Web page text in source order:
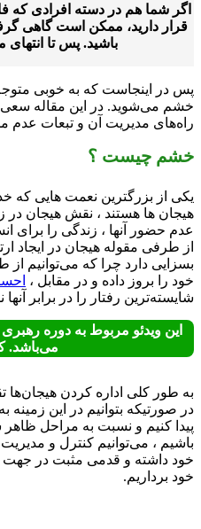
شما هم در دسته افرادی که فاقد
دارید، ممکن است گاهی
باشید. پس تا انتهای
اینجاست که به خوبی متوجه
می‌شوید. در این مقاله سعی
مدیریت آن و تبعات عدم
چیست ؟
از بزرگترین نعمت هایی که
ها هستند ، نقش هیجان در
حضور آنها ، زندگی را برای
مقوله هیجان در ایجاد
دارد چرا که می‌توانیم از
را بروز داده و در مقابل ،
رفتار را در برابر آنها
ویدئو مربوط به دوره رهبری
می‌باشد. کلیک
کلی اداره کردن هیجان‌ها
بتوانیم در این زمینه
کنیم و نسبت به مراحل ظاهر شدن
، می‌توانیم کنترل و مدیریت
داشته و قدمی مثبت در جهت
برداریم.